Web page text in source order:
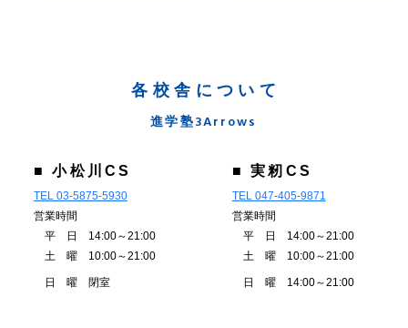
各校舎について
進学塾3Arrows
■ 小松川CS
TEL 03-5875-5930
営業時間
平 日 14:00～21:00
土 曜 10:00～21:00
日 曜 閉室
■ 実籾CS
TEL 047-405-9871
営業時間
平 日 14:00～21:00
土 曜 10:00～21:00
日 曜 14:00～21:00